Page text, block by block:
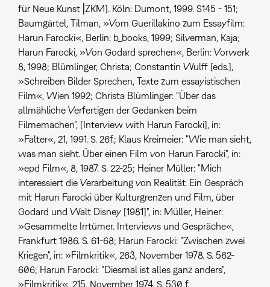
für Neue Kunst⎥ZKM]. Köln: Dumont, 1999. S145 - 151;
Baumgärtel, Tilman, »Vom Guerillakino zum Essayfilm:
Harun Farocki«, Berlin: b_books, 1999; Silverman, Kaja;
Harun Farocki, »Von Godard sprechen«, Berlin: Vorwerk
8, 1998; Blümlinger, Christa; Constantin Wulff [eds.],
»Schreiben Bilder Sprechen, Texte zum essayistischen
Film«, Wien 1992; Christa Blümlinger: "Über das
allmähliche Verfertigen der Gedanken beim
Filmemachen", [Interview with Harun Farocki], in:
»Falter«, 21, 1991. S. 26f.; Klaus Kreimeier: "Wie man sieht,
was man sieht. Über einen Film von Harun Farocki", in:
»epd Film«, 8, 1987. S. 22-25; Heiner Müller: "Mich
interessiert die Verarbeitung von Realität. Ein Gespräch
mit Harun Farocki über Kulturgrenzen und Film, über
Godard und Walt Disney [1981]", in: Müller, Heiner:
»Gesammelte Irrtümer. Interviews und Gespräche«,
Frankfurt 1986. S. 61-68; Harun Farocki: "Zwischen zwei
Kriegen", in: »Filmkritik«, 263, November 1978. S. 562-
606; Harun Farocki: "Diesmal ist alles ganz anders",
»Filmkritik«, 215, November 1974. S. 530 f.